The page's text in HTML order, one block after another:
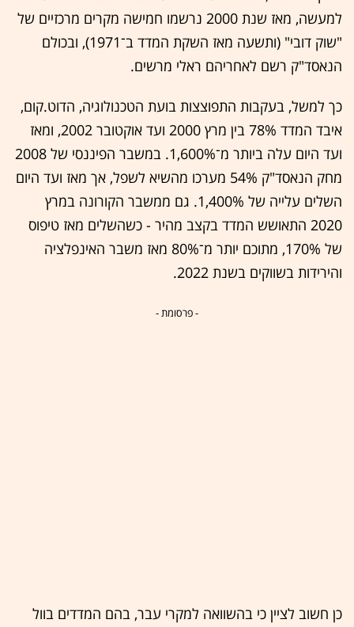
למעשה, מאז שנת 2000 נרשמו חמישה מקרים מרכזיים של
"שוק דובי" (ותשעה מאז השקת המדד ב־1971), ובכולם
הנאסד"ק רשם לאחריהם ראלי מרשים.
כך למשל, בעקבות התפוצצות בועת הטכנולוגיה, הדוט.קום,
איבד המדד 78% בין מרץ 2000 ועד אוקטובר 2002, ומאז
ועד היום עלה ביותר מ־1,600%. במשבר הפיננסי של 2008
מחק הנאסד"ק 54% מערכו מהשיא לשפל, אך מאז ועד היום
השלים עלייה של 1,400%. גם ממשבר הקורונה במרץ
2020 התאושש המדד בקצב מהיר - כשהשלים מאז טיפוס
של 170%, מתוכם יותר מ־80% מאז משבר האינפלציה
והירידות בשווקים בשנת 2022.
- פרסומת -
כן חשוב לציין כי בהשוואה למקרי עבר, בהם המדדים בוול